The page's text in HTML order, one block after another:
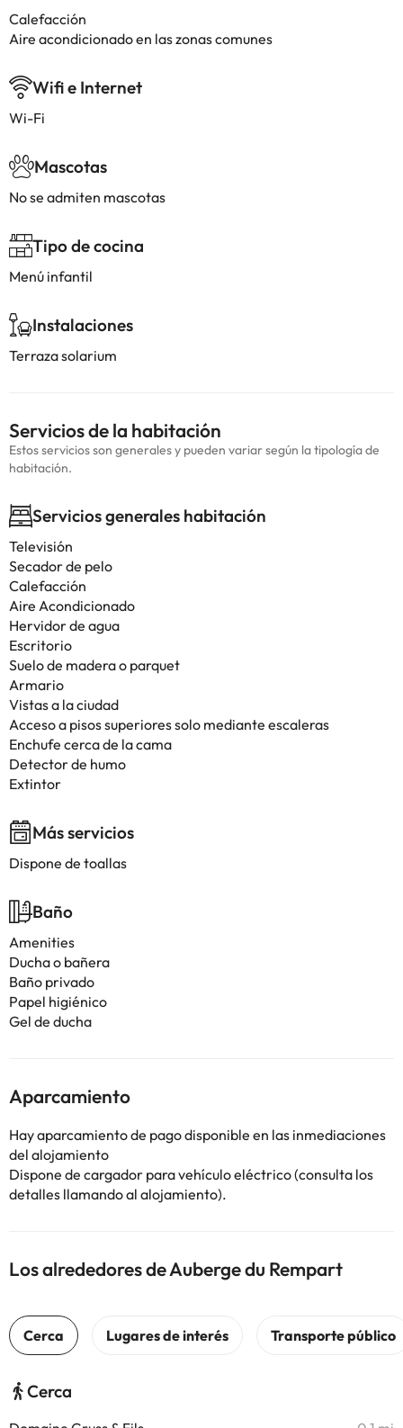
Calefacción
Aire acondicionado en las zonas comunes
Wifi e Internet
Wi-Fi
Mascotas
No se admiten mascotas
Tipo de cocina
Menú infantil
Instalaciones
Terraza solarium
Servicios de la habitación
Estos servicios son generales y pueden variar según la tipología de
habitación.
Servicios generales habitación
Televisión
Secador de pelo
Calefacción
Aire Acondicionado
Hervidor de agua
Escritorio
Suelo de madera o parquet
Armario
Vistas a la ciudad
Acceso a pisos superiores solo mediante escaleras
Enchufe cerca de la cama
Detector de humo
Extintor
Más servicios
Dispone de toallas
Baño
Amenities
Ducha o bañera
Baño privado
Papel higiénico
Gel de ducha
Aparcamiento
Hay aparcamiento de pago disponible en las inmediaciones
del alojamiento
Dispone de cargador para vehículo eléctrico (consulta los
detalles llamando al alojamiento).
Los alrededores de Auberge du Rempart
Cerca